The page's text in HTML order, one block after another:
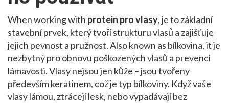
When working with protein pro vlasy,je to základní
stavební prvek, který tvoří strukturu vlasů a zajišťuje
jejich pevnost a pružnost. Also known as bílkovina, itje
nezbytný pro obnovu poškozených vlasů a prevenci
lámavosti.Vlasy nejsou jen kůže – jsou tvořeny
především keratinem, což je typ bílkoviny. Když vaše
vlasy lámou, ztrácejí lesk, nebo vypadávají bez